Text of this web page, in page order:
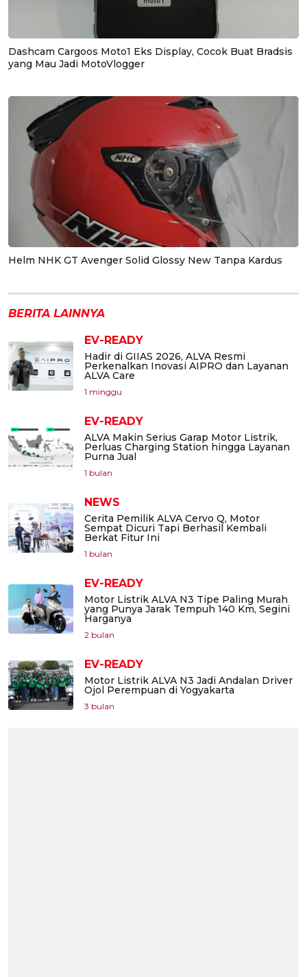
Dashcam Cargoos Moto1 Eks Display, Cocok Buat Bradsis
yang Mau Jadi MotoVlogger
Helm NHK GT Avenger Solid Glossy New Tanpa Kardus
BERITA LAINNYA
EV-READY
Hadir di GIIAS 2026, ALVA Resmi
Perkenalkan Inovasi AIPRO dan Layanan
ALVA Care
1 minggu
EV-READY
ALVA Makin Serius Garap Motor Listrik,
Perluas Charging Station hingga Layanan
Purna Jual
1 bulan
NEWS
Cerita Pemilik ALVA Cervo Q, Motor
Sempat Dicuri Tapi Berhasil Kembali
Berkat Fitur Ini
1 bulan
EV-READY
Motor Listrik ALVA N3 Tipe Paling Murah
yang Punya Jarak Tempuh 140 Km, Segini
Harganya
2 bulan
EV-READY
Motor Listrik ALVA N3 Jadi Andalan Driver
Ojol Perempuan di Yogyakarta
3 bulan